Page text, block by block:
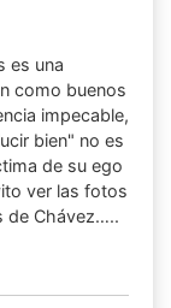
es una
como buenos
impecable,
bien" no es
de su ego
ver las fotos
de Chávez…..